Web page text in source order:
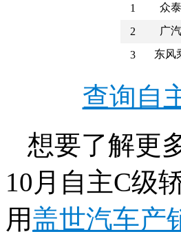
1 众
2 广
3 东风
查询自
想要了解更
10月自主C级
用盖世汽车产